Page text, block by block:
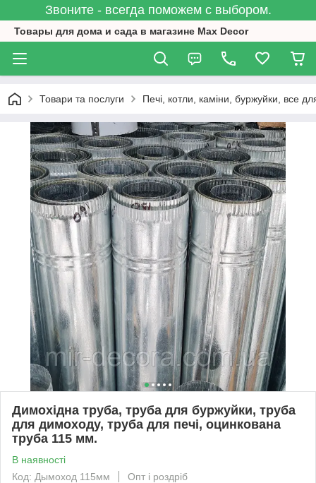
Звоните - всегда поможем с выбором.
Товары для дома и сада в магазине Max Decor
Товари та послуги Печі, котли, каміни, буржуйки, все
Димохідна труба, труба для буржуйки, труба
для димоходу, труба для печі, оцинкована
труба 115 мм.
В наявності
Код: Дымоход 115мм
Опт і роздріб